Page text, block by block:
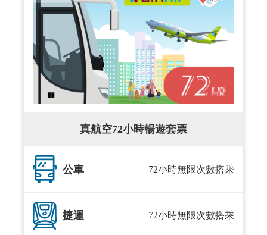
真航空72小時暢遊套票
公車 72小時無限次數搭乘
捷運 72小時無限次數搭乘